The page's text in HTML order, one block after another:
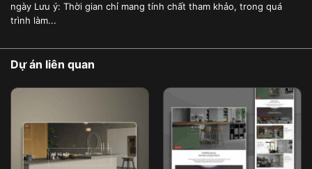
ngày Lưu ý: Thời gian chỉ mang tính chất tham khảo, trong quá
trình làm...
Dự án liên quan